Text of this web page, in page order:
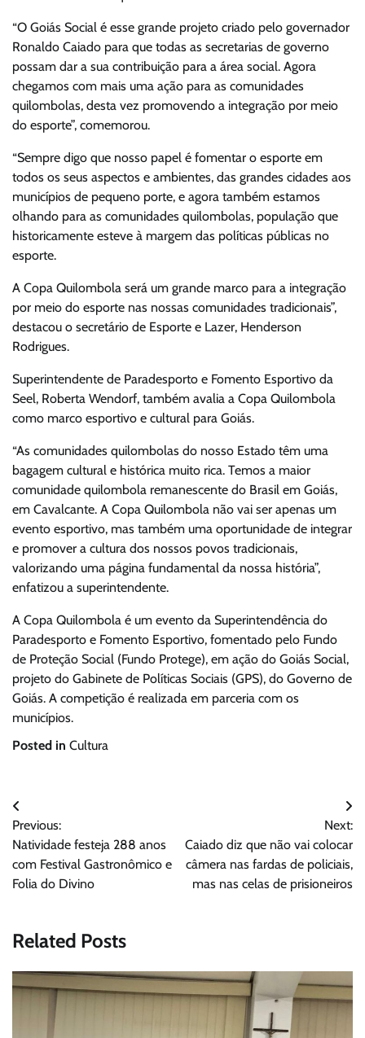
“O Goiás Social é esse grande projeto criado pelo governador
Ronaldo Caiado para que todas as secretarias de governo
possam dar a sua contribuição para a área social. Agora
chegamos com mais uma ação para as comunidades
quilombolas, desta vez promovendo a integração por meio
do esporte”, comemorou.
“Sempre digo que nosso papel é fomentar o esporte em
todos os seus aspectos e ambientes, das grandes cidades aos
municípios de pequeno porte, e agora também estamos
olhando para as comunidades quilombolas, população que
historicamente esteve à margem das políticas públicas no
esporte.
A Copa Quilombola será um grande marco para a integração
por meio do esporte nas nossas comunidades tradicionais”,
destacou o secretário de Esporte e Lazer, Henderson
Rodrigues.
Superintendente de Paradesporto e Fomento Esportivo da
Seel, Roberta Wendorf, também avalia a Copa Quilombola
como marco esportivo e cultural para Goiás.
“As comunidades quilombolas do nosso Estado têm uma
bagagem cultural e histórica muito rica. Temos a maior
comunidade quilombola remanescente do Brasil em Goiás,
em Cavalcante. A Copa Quilombola não vai ser apenas um
evento esportivo, mas também uma oportunidade de integrar
e promover a cultura dos nossos povos tradicionais,
valorizando uma página fundamental da nossa história”,
enfatizou a superintendente.
A Copa Quilombola é um evento da Superintendência do
Paradesporto e Fomento Esportivo, fomentado pelo Fundo
de Proteção Social (Fundo Protege), em ação do Goiás Social,
projeto do Gabinete de Políticas Sociais (GPS), do Governo de
Goiás. A competição é realizada em parceria com os
municípios.
Posted in Cultura
Navegação
de
Post
Previous:
Natividade festeja 288 anos
com Festival Gastronômico e
Folia do Divino
Next:
Caiado diz que não vai colocar
câmera nas fardas de policiais,
mas nas celas de prisioneiros
Related Posts